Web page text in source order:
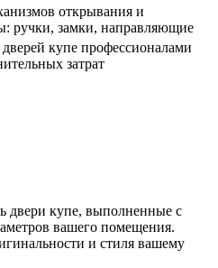
открывания и
ручки, замки, направляющие
дверей купе профессионалами
затрат
двери купе, выполненные с
вашего помещения.
и стиля вашему